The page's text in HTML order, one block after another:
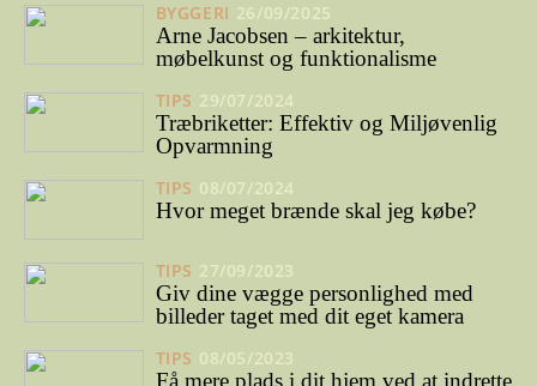
BYGGERI 26/09/2025
Arne Jacobsen – arkitektur,
møbelkunst og funktionalisme
TIPS 29/07/2024
Træbriketter: Effektiv og Miljøvenlig
Opvarmning
TIPS 08/07/2024
Hvor meget brænde skal jeg købe?
TIPS 27/09/2023
Giv dine vægge personlighed med
billeder taget med dit eget kamera
TIPS 08/05/2023
Få mere plads i dit hjem ved at indrette